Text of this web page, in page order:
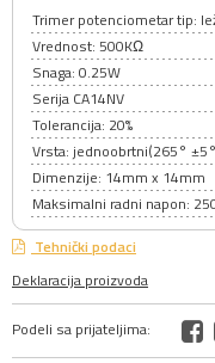
Trimer potenciometar tip:
Vrednost: 500KΩ
Snaga: 0.25W
Serija CA14NV
Tolerancija: 20%
Vrsta: jednoobrtni(265°
Dimenzije: 14mm x 14mm
Maksimalni radni napon:
Tehnički podaci
Deklaracija proizvoda
Podeli sa prijateljima: